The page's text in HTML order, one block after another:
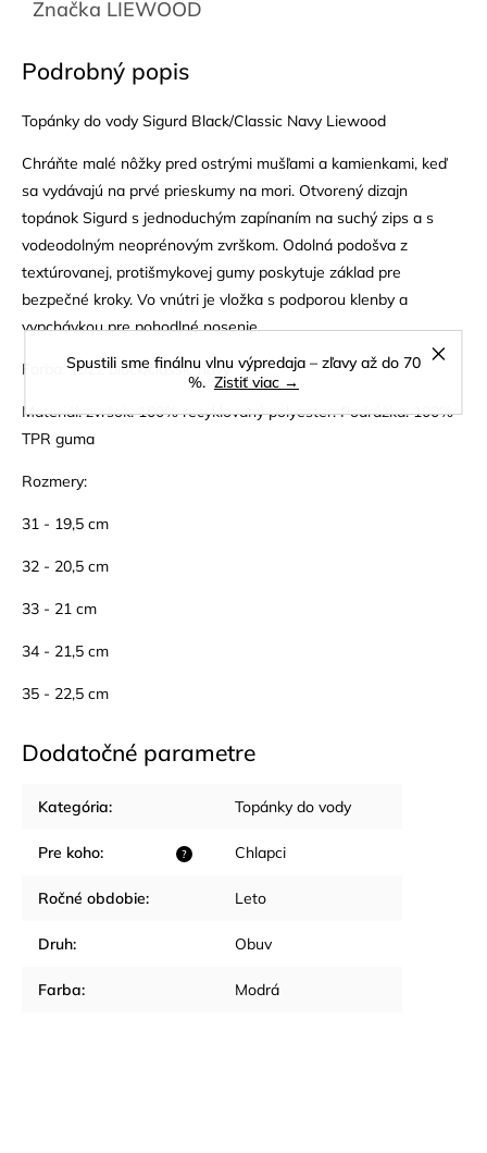
Spustili sme finálnu vlnu výpredaja – zľavy až do 70
%. Zistiť viac →
Značka LIEWOOD
Podrobný popis
Topánky do vody Sigurd Black/Classic Navy Liewood
Chráňte malé nôžky pred ostrými mušľami a kamienkami, keď
sa vydávajú na prvé prieskumy na mori. Otvorený dizajn
topánok Sigurd s jednoduchým zapínaním na suchý zips a s
vodeodolným neoprénovým zvrškom. Odolná podošva z
textúrovanej, protišmykovej gumy poskytuje základ pre
bezpečné kroky. Vo vnútri je vložka s podporou klenby a
vypchávkou pre pohodlné nosenie.
Farba: 1922 black/classic navy
Materiál: zvršok: 100% recyklovaný polyester. Podrážka: 100%
TPR guma
Rozmery:
31 - 19,5 cm
32 - 20,5 cm
33 - 21 cm
34 - 21,5 cm
35 - 22,5 cm
Dodatočné parametre
Kategória: Topánky do vody
?
Pre koho: Chlapci
Ročné obdobie: Leto
Druh: Obuv
Farba: Modrá